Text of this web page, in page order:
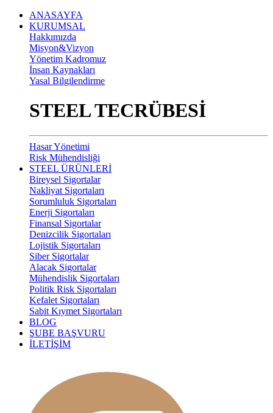
ANASAYFA
KURUMSAL
Hakkımızda
Misyon&Vizyon
Yönetim Kadromuz
İnsan Kaynakları
Yasal Bilgilendirme
STEEL TECRÜBESİ
Hasar Yönetimi
Risk Mühendisliği
STEEL ÜRÜNLERİ
Bireysel Sigortalar
Nakliyat Sigortaları
Sorumluluk Sigortaları
Enerji Sigortaları
Finansal Sigortalar
Denizcilik Sigortaları
Lojistik Sigortaları
Siber Sigortalar
Alacak Sigortalar
Mühendislik Sigortaları
Politik Risk Sigortaları
Kefalet Sigortaları
Sabit Kıymet Sigortaları
BLOG
ŞUBE BAŞVURU
İLETİŞİM